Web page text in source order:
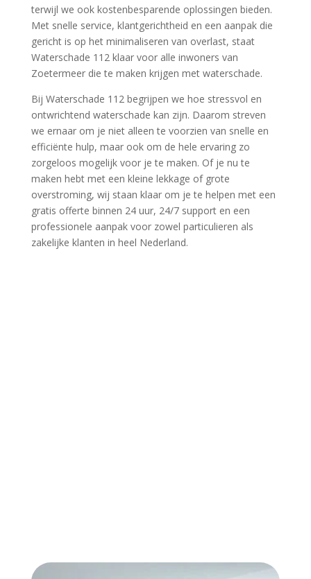
terwijl we ook kostenbesparende oplossingen bieden.​
Met snelle service, klantgerichtheid en een aanpak die
gericht is op het minimaliseren van overlast, staat
Waterschade 112 klaar voor alle inwoners van
Zoetermeer die te maken krijgen met waterschade.​
Bij Waterschade 112 begrijpen we hoe stressvol en
ontwrichtend waterschade kan zijn.​ Daarom streven
we ernaar om je niet alleen te voorzien van snelle en
efficiënte hulp, maar ook om de hele ervaring zo
zorgeloos mogelijk voor je te maken.​ Of je nu te
maken hebt met een kleine lekkage of grote
overstroming, wij staan klaar om je te helpen met een
gratis offerte binnen 24 uur, 24/7 support en een
professionele aanpak voor zowel particulieren als
zakelijke klanten in heel Nederland.​